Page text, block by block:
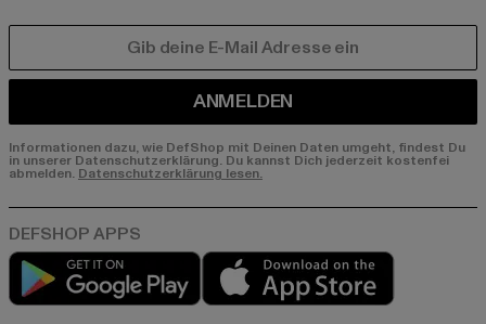
ANMELDEN
Informationen dazu, wie DefShop mit Deinen Daten umgeht, findest Du
in unserer Datenschutzerklärung. Du kannst Dich jederzeit kostenfei
abmelden. Datenschutzerklärung lesen.
Play market